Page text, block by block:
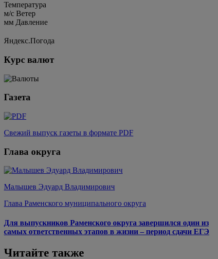
Температура
м/c Ветер
мм Давление
Яндекс.Погода
Курс валют
Газета
Свежий выпуск газеты в формате PDF
Глава округа
Малышев Эдуард Владимирович
Глава Раменского муниципального округа
Для выпускников Раменского округа завершился один из
самых ответственных этапов в жизни – период сдачи ЕГЭ
Читайте также